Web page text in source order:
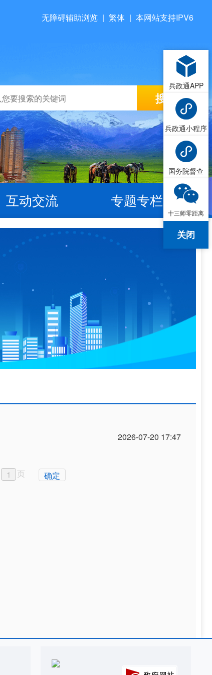
无障碍辅助浏览 | 繁体 | 本网站支持IPV6
互动交流 专题专栏
2026-07-20 17:47
页 确定
兵政通APP
兵政通小程序
国务院督查
十三师零距离
关闭